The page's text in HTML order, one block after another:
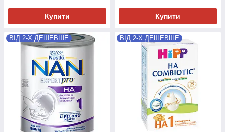
Купити Купити
ВІД 2-Х ДЕШЕВШЕ ВІД 2-Х ДЕШЕВШЕ